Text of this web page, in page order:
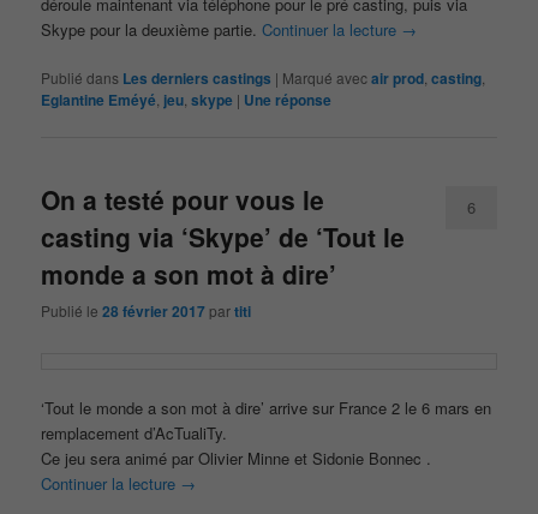
déroule maintenant via téléphone pour le pré casting, puis via
Skype pour la deuxième partie.Continuer la lecture →
Publié dans Les derniers castings | Marqué avecair prod,casting,
Eglantine Eméyé, jeu,skype | Une réponse
On a testé pour vous le
casting via ‘Skype’ de ‘Tout le
monde a son mot à dire’
Publié le28 février 2017 partiti
6
‘Tout le monde a son mot à dire’ arrive sur France 2 le 6 mars en
remplacement d’AcTualiTy.
Ce jeu sera animé par Olivier Minne et Sidonie Bonnec .
Continuer la lecture →